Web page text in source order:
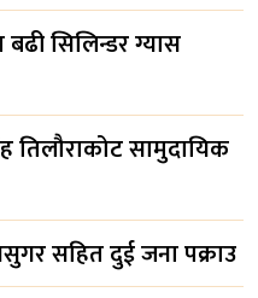
सिलिन्डर ग्यास
तिलौराकोट सामुदायिक
सहित दुई जना पक्राउ